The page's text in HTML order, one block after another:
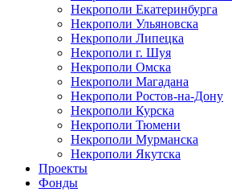
Некрополи Екатеринбурга
Некрополи Ульяновска
Некрополи Липецка
Некрополи г. Шуя
Некрополи Омска
Некрополи Магадана
Некрополи Ростов-на-Дону
Некрополи Курска
Некрополи Тюмени
Некрополи Мурманска
Некрополи Якутска
Проекты
Фонды